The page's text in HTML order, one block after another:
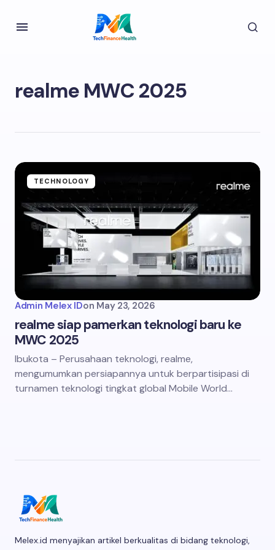
realme MWC 2025
TECHNOLOGY
Admin Melex IDon May 23, 2026
realme siap pamerkan teknologi baru ke
MWC 2025
Ibukota – Perusahaan teknologi, realme,
mengumumkan persiapannya untuk berpartisipasi di
turnamen teknologi tingkat global Mobile World…
Melex.id menyajikan artikel berkualitas di bidang teknologi,